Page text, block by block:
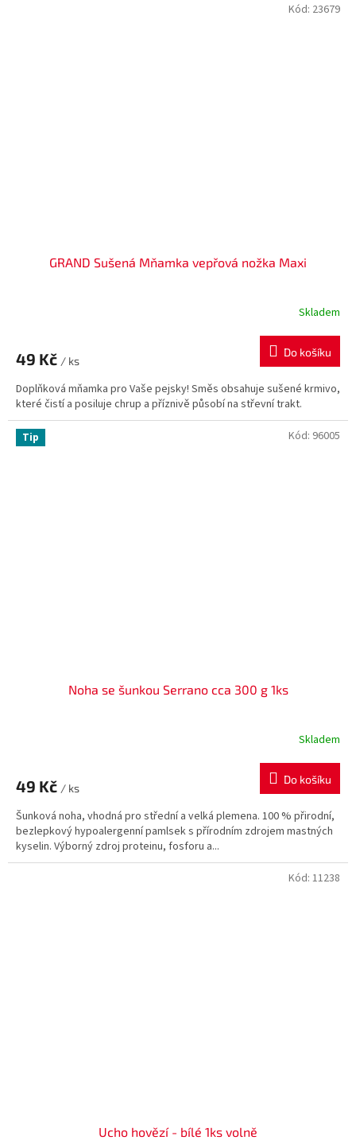
GRAND Sušená Mňamka vepřová nožka Maxi
Skladem
49 Kč / ks
Do košíku
Doplňková mňamka pro Vaše pejsky! Směs obsahuje sušené krmivo,
které čistí a posiluje chrup a příznivě působí na střevní trakt.
Kód: 23679
Tip
Noha se šunkou Serrano cca 300 g 1ks
Skladem
49 Kč / ks
Do košíku
Šunková noha, vhodná pro střední a velká plemena. 100 % přirodní,
bezlepkový hypoalergenní pamlsek s přírodním zdrojem mastných
kyselin. Výborný zdroj proteinu, fosforu a...
Kód: 96005
Ucho hovězí - bílé 1ks volně
Kód: 11238